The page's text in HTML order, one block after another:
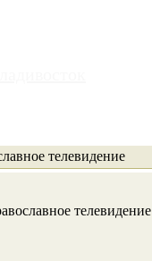
телевидение
телевидение